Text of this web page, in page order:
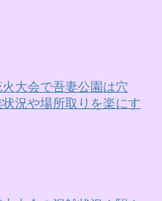
大会で吾妻公園は穴
況や場所取りを楽にす